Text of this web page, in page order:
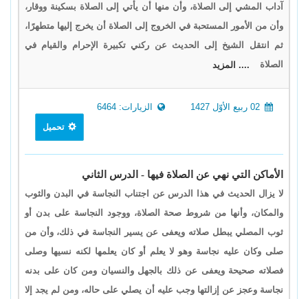
آداب المشي إلى الصلاة، وأن منها أن يأتي إلى الصلاة بسكينة ووقار،
وأن من الأمور المستحبة في الخروج إلى الصلاة أن يخرج إليها متطهرًا،
ثم انتقل الشيخ إلى الحديث عن ركني تكبيرة الإحرام والقيام في
الصلاة
.... المزيد
الزيارات: 6464
تحميل
الأماكن التي نهي عن الصلاة فيها - الدرس الثاني
لا يزال الحديث في هذا الدرس عن اجتناب النجاسة في البدن والثوب
والمكان، وأنها من شروط صحة الصلاة، ووجود النجاسة على بدن أو
ثوب المصلي يبطل صلاته ويعفى عن يسير النجاسة في ذلك، وأن من
صلى وكان عليه نجاسة وهو لا يعلم أو كان يعلمها لكنه نسيها وصلى
فصلاته صحيحة ويعفى عن ذلك بالجهل والنسيان ومن كان على بدنه
نجاسة وعجز عن إزالتها وجب عليه أن يصلي على حاله، ومن لم يجد إلا